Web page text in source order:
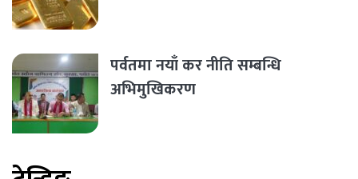
पर्वतमा नयाँ कर नीति सम्बन्धि
अभिमुखिकरण